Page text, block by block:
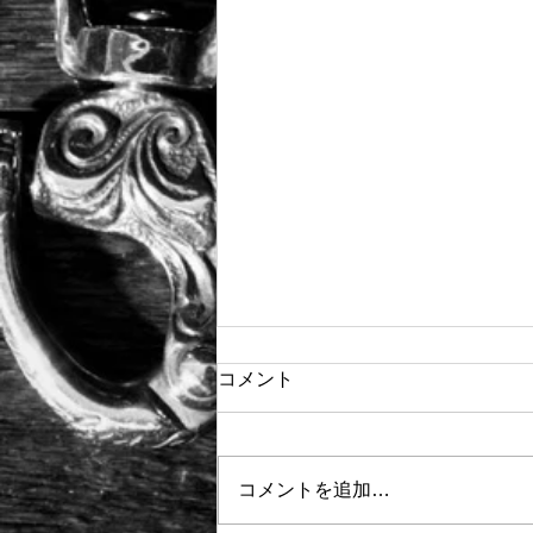
Arabesque Collection
コメント
コメントを追加…